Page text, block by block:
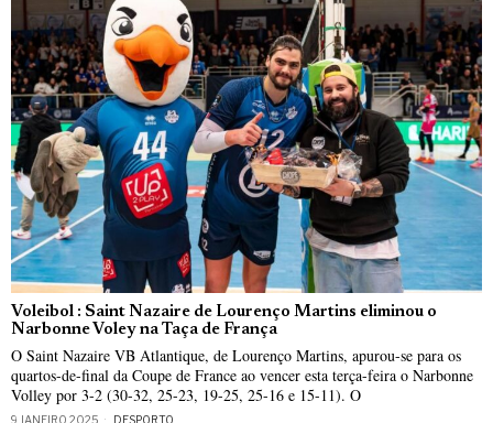
Voleibol : Saint Nazaire de Lourenço Martins eliminou o
Narbonne Voley na Taça de França
O Saint Nazaire VB Atlantique, de Lourenço Martins, apurou-se para os
quartos-de-final da Coupe de France ao vencer esta terça-feira o Narbonne
Volley por 3-2 (30-32, 25-23, 19-25, 25-16 e 15-11). O
9 JANEIRO, 2025 DESPORTO